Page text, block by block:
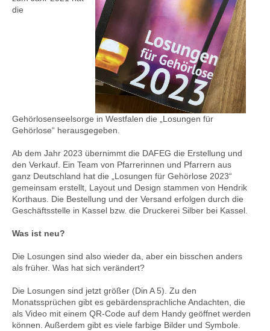
die
Gehörlosenseelsorge in Westfalen die „Losungen für
Gehörlose“ herausgegeben.
Ab dem Jahr 2023 übernimmt die DAFEG die Erstellung und
den Verkauf. Ein Team von Pfarrerinnen und Pfarrern aus
ganz Deutschland hat die „Losungen für Gehörlose 2023“
gemeinsam erstellt, Layout und Design stammen von Hendrik
Korthaus. Die Bestellung und der Versand erfolgen durch die
Geschäftsstelle in Kassel bzw. die Druckerei Silber bei Kassel.
Was ist neu?
Die Losungen sind also wieder da, aber ein bisschen anders
als früher. Was hat sich verändert?
Die Losungen sind jetzt größer (Din A 5). Zu den
Monatssprüchen gibt es gebärdensprachliche Andachten, die
als Video mit einem QR-Code auf dem Handy geöffnet werden
können. Außerdem gibt es viele farbige Bilder und Symbole.